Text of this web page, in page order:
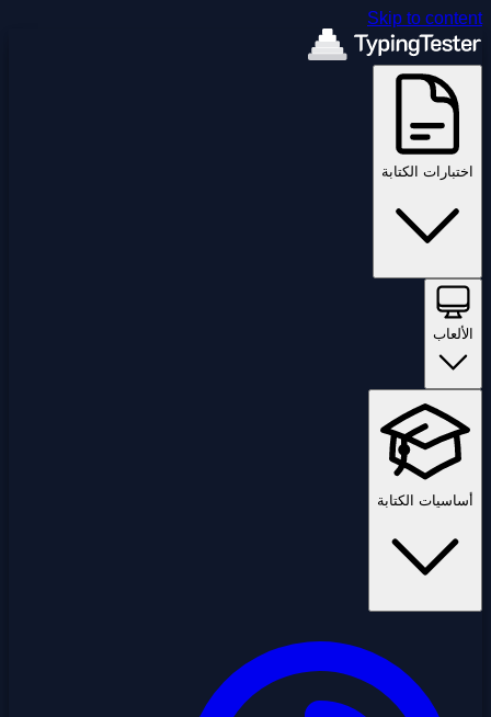
Skip to content
اختبارات الكتابة
الألعاب
أساسيات الكتابة